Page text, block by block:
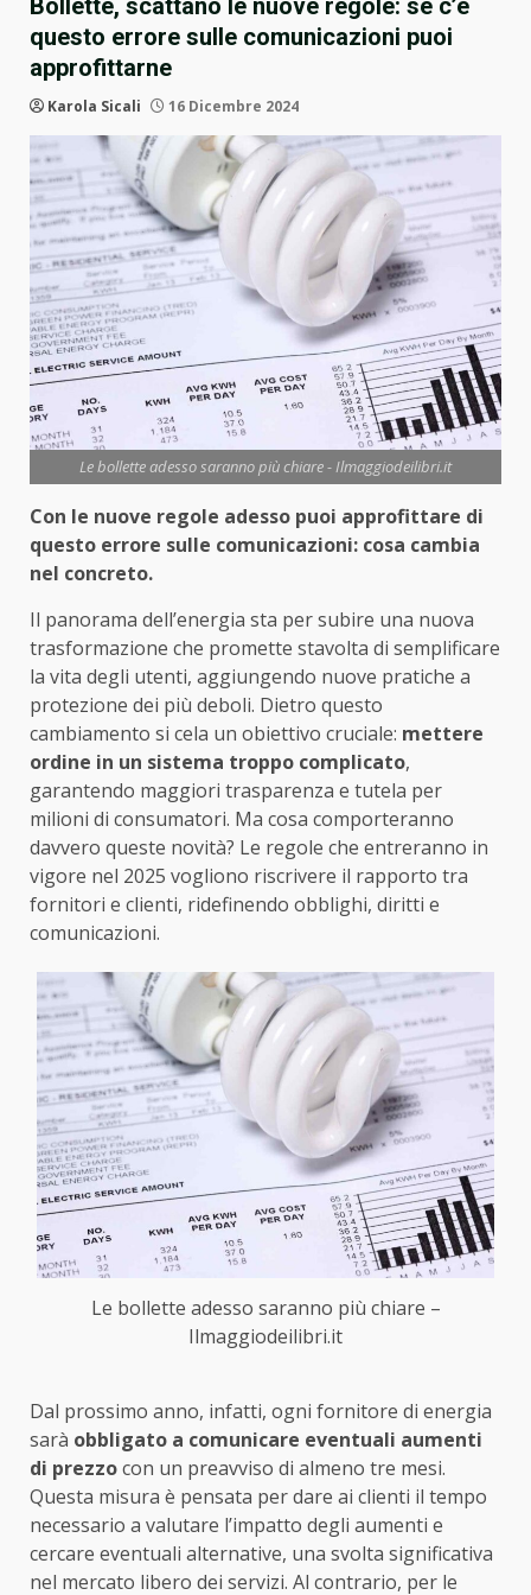
Bollette, scattano le nuove regole: se c’è
questo errore sulle comunicazioni puoi
approfittarne
Karola Sicali 16 Dicembre 2024
Le bollette adesso saranno più chiare - Ilmaggiodeilibri.it
Con le nuove regole adesso puoi approfittare di
questo errore sulle comunicazioni: cosa cambia
nel concreto.
Il panorama dell’energia sta per subire una nuova
trasformazione che promette stavolta di semplificare
la vita degli utenti, aggiungendo nuove pratiche a
protezione dei più deboli. Dietro questo
cambiamento si cela un obiettivo cruciale: mettere
ordine in un sistema troppo complicato,
garantendo maggiori trasparenza e tutela per
milioni di consumatori. Ma cosa comporteranno
davvero queste novità? Le regole che entreranno in
vigore nel 2025 vogliono riscrivere il rapporto tra
fornitori e clienti, ridefinendo obblighi, diritti e
comunicazioni.
Le bollette adesso saranno più chiare –
Ilmaggiodeilibri.it
Dal prossimo anno, infatti, ogni fornitore di energia
sarà obbligato a comunicare eventuali aumenti
di prezzocon un preavviso di almeno tre mesi.
Questa misura è pensata per dare ai clienti il tempo
necessario a valutare l’impatto degli aumenti e
cercare eventuali alternative, una svolta significativa
nel mercato libero dei servizi. Al contrario, per le